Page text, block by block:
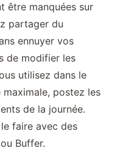
être manquées sur
partager du
ennuyer vos
de modifier les
utilisez dans le
postez les
de la journée.
faire avec des
Buffer.